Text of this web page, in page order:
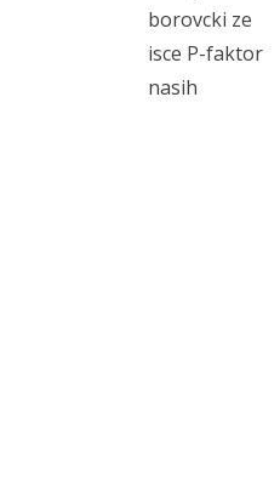
borovcki ze
isce P-faktor
nasih